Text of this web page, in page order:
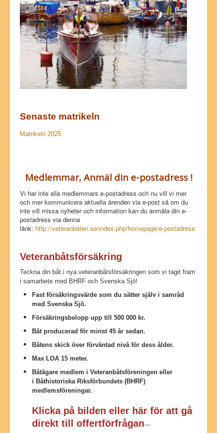
Senaste matrikeln
Matrikeln 2025
Medlemmar, Anmäl din e-postadress !
Vi har inte alla medlemmars e-postadress och nu vill vi mer
och mer kommunicera aktuella ärenden via e-post så om du
inte vill missa nyheter och information kan du anmäla din e-
postadress via denna
länk: http://veteranbaten.se/index.php/homepage/e-postadress
Veteranbåtsförsäkring
Teckna din båt i nya veteranbåtsförsäkringen som vi tagit fram
i samarbete med BHRF och Svenska Sjö!
Fast försäkringsvärde som du sätter själv i samråd
med Svenska Sjö.
Försäkringsbelopp upp till 500 000 kr.
Båt producerad för minst 45 år sedan.
Båtens skick över förväntad nivå för dess ålder.
Max LOA 15 meter.
Båtägare medlem i Veteranbåtsföreningen eller
i Båthistoriska Riksförbundets (BHRF)
medlemsföreningar.
Klicka på bilden eller här för att gå
direkt till offertförfrågan---